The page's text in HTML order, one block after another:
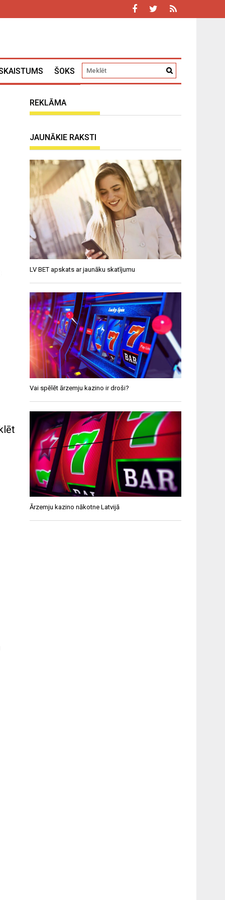
ŠOKS
REKLĀMA
JAUNĀKIE RAKSTI
LV BET apskats ar jaunāku skatījumu
Vai spēlēt ārzemju kazino ir droši?
Ārzemju kazino nākotne Latvijā